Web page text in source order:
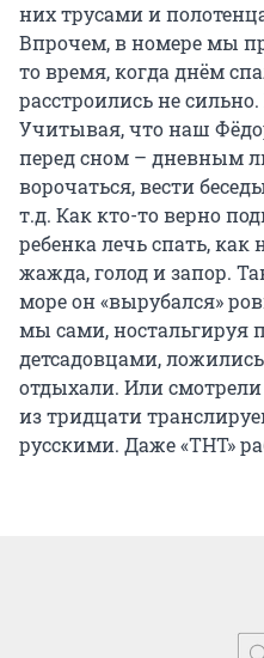
них трусами и
Впрочем, в номере мы
то время, когда днём
расстроились не
Учитывая, что наш
перед сном – дневным
ворочаться, вести
т.д. Как кто-то верно
ребенка лечь спать,
жажда, голод и запор.
море он «вырубался»
мы сами, ностальгируя
детсадовцами,
отдыхали. Или смотрели
из тридцати
русскими. Даже «ТНТ»